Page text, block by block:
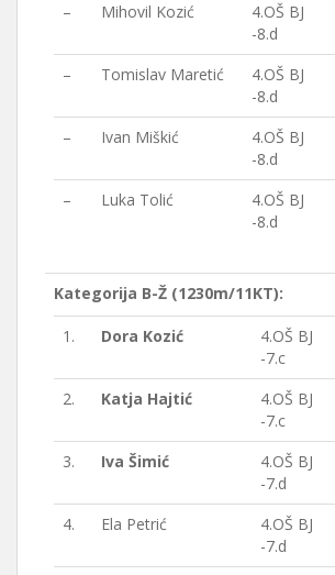
–
Mihovil Kozić
4.OŠ BJ
-8.d
–
Tomislav Maretić
4.OŠ BJ
-8.d
–
Ivan Miškić
4.OŠ BJ
-8.d
–
Luka Tolić
4.OŠ BJ
-8.d
Kategorija B-Ž (1230m/11KT):
1. Dora Kozić
4.OŠ BJ
-7.c
2. Katja Hajtić
4.OŠ BJ
-7.c
3. Iva Šimić
4.OŠ BJ
-7.d
4. Ela Petrić
4.OŠ BJ
-7.d